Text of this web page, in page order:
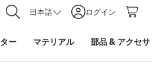
日本語 ログイン
ー マテリアル 部品& アクセ